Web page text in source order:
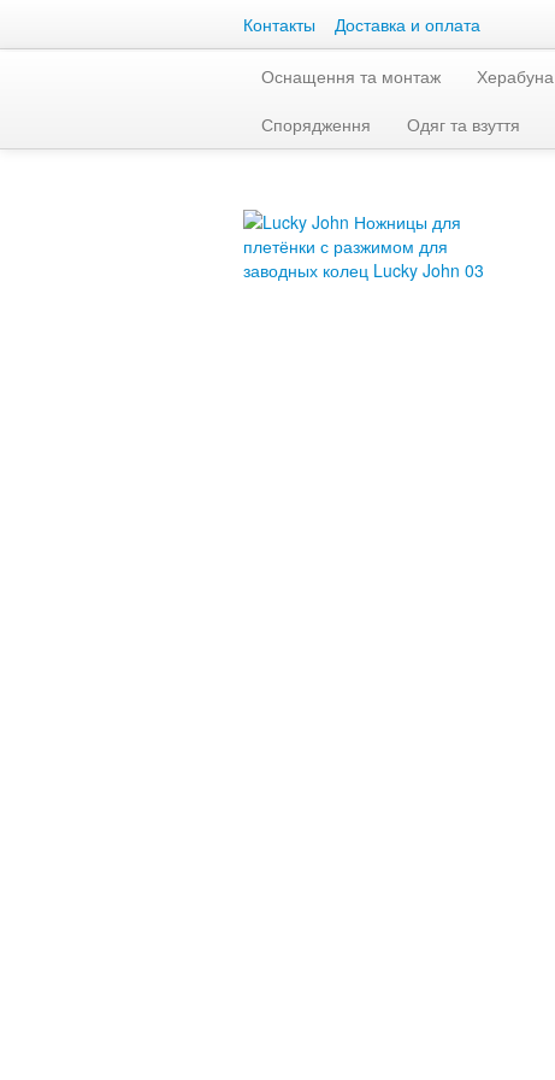
Контакты Доставка и оплата
Оснащення та монтаж Херабуна
Спорядження
Одяг та взуття